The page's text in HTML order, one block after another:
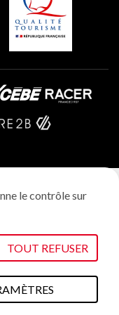
le contrôle sur
TOUT REFUSER